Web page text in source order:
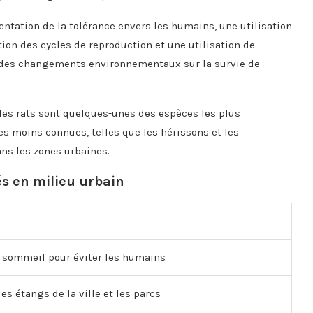
de la tolérance envers les humains, une utilisation
des cycles de reproduction et une utilisation de
changements environnementaux sur la survie de
rats sont quelques-unes des espèces les plus
moins connues, telles que les hérissons et les
les zones urbaines.
en milieu urbain
pour éviter les humains
étangs de la ville et les parcs